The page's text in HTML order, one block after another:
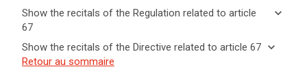
Hide key
term(s)
Article(s)
related
keyboard_arrow_up
Key
words
related
Show the recitals of the Regulation related to article
67
keyboard_arrow_down
Hide the
recitals of
the
keyboard_arrow_up
(167)
Show the recitals of the Directive related to article 67 keyboard_arrow_down
Hide the keyboard_arrow_up
Retour au sommaire